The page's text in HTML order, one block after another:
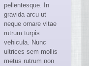
pellentesque. In
gravida arcu ut
neque ornare vitae
rutrum turpis
vehicula. Nunc
ultrices sem mollis
metus rutrum non